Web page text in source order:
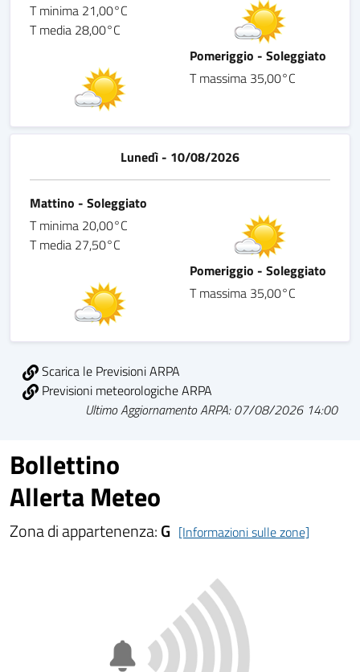
T minima 21,00°C
T media 28,00°C
Pomeriggio - Soleggiato
T massima 35,00°C
Lunedì - 10/08/2026
Mattino - Soleggiato
T minima 20,00°C
T media 27,50°C
Pomeriggio - Soleggiato
T massima 35,00°C
Scarica le Previsioni ARPA
Previsioni meteorologiche ARPA
Ultimo Aggiornamento ARPA: 07/08/2026 14:00
Bollettino
Allerta Meteo
Zona di appartenenza:G [Informazioni sulle zone]